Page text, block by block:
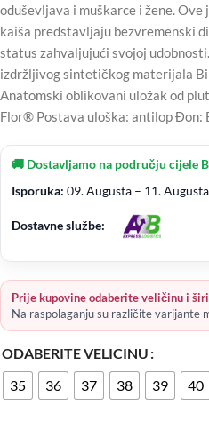
oduševljava i muškarce i žene.
kaiša predstavljaju bezvremenski
status zahvaljujući svojoj
izdržljivog sintetičkog materijala
Anatomski oblikovani uložak od
Flor® Postava uloška: antilop Đon:
🚚 Dostavljamo na području cijele
Isporuka: 09. Augusta – 11. Augusta
Dostavne službe:
Prije kupovine odaberite veličinu i
Na raspolaganju su različite varijante
ODABERITE VELICINU
35
36 37 38 39 40